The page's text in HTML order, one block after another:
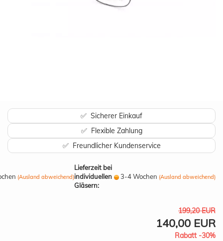
✅ Sicherer Einkauf
✅ Flexible Zahlung
✅ Freundlicher Kundenservice
(Ausland abweichend)
Lieferzeit bei
individuellen
Gläsern:
3-4 Wochen (Ausland abweichend)
199,20 EUR
140,00 EUR
Rabatt -30%